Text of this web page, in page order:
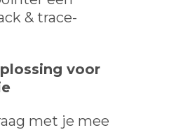
& trace-
voor
met je mee